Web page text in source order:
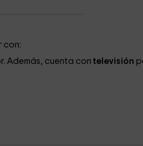
con:
Además, cuenta con televisión